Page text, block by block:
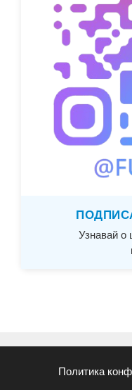
Узнавай
Политика